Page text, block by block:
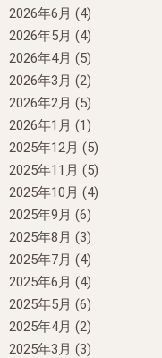
2026年6月 (4)
2026年5月 (4)
2026年4月 (5)
2026年3月 (2)
2026年2月 (5)
2026年1月 (1)
2025年12月 (5)
2025年11月 (5)
2025年10月 (4)
2025年9月 (6)
2025年8月 (3)
2025年7月 (4)
2025年6月 (4)
2025年5月 (6)
2025年4月 (2)
2025年3月 (3)